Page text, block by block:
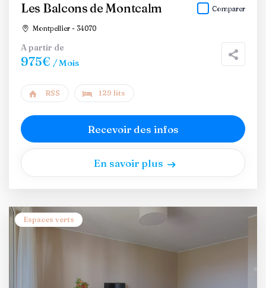
Les Balcons de Montcalm
Montpellier - 34070
Comparer
A partir de
975€ / Mois
RSS 129 lits
Recevoir des infos
En savoir plus
Espaces verts